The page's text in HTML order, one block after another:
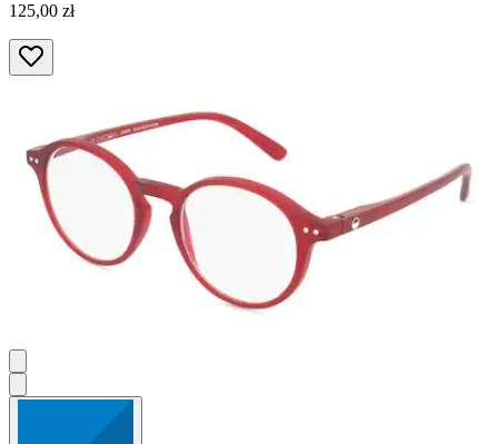
125,00 zł